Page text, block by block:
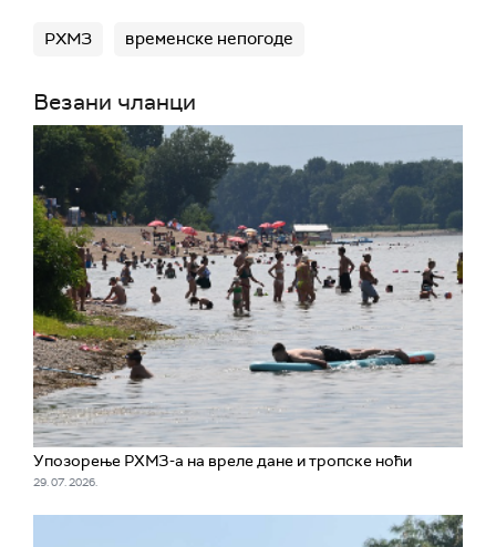
РХМЗ временске непогоде
Везани чланци
Упозорење РХМЗ-а на вреле дане и тропске ноћи
29. 07. 2026.